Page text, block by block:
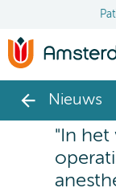
Nieuws
"In het